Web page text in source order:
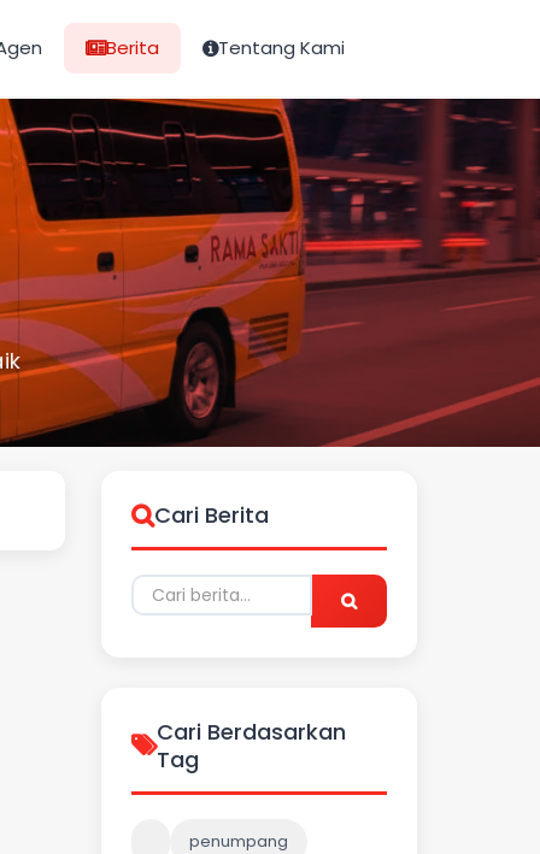
Berita Tentang Kami
Cari Berita
Cari Berdasarkan
Tag
penumpang